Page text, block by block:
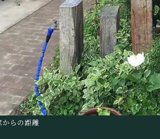
らの距離